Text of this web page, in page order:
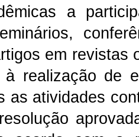
a
em revistas
à realização de
as atividades